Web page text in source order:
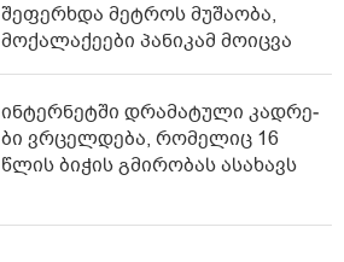
შეფერხდა მეტროს მუშაობა,
მოქალაქეები პანიკამ მოიცვა
ინ­ტერ­ნეტ­ში დრა­მა­ტუ­ლი კად­რე­
ბი ვრცელდება, რომელიც 16
წლის ბიჭის გმირობას ასახავს